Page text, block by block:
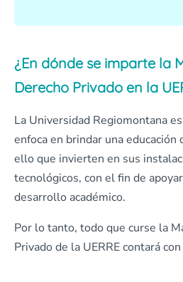
¿En dónde se imparte la
Derecho Privado en la
La Universidad Regiomontana
enfoca en brindar una educación
ello que invierten en sus
tecnológicos, con el fin de
desarrollo académico.
Por lo tanto, todo que curse la
Privado de la UERRE contará